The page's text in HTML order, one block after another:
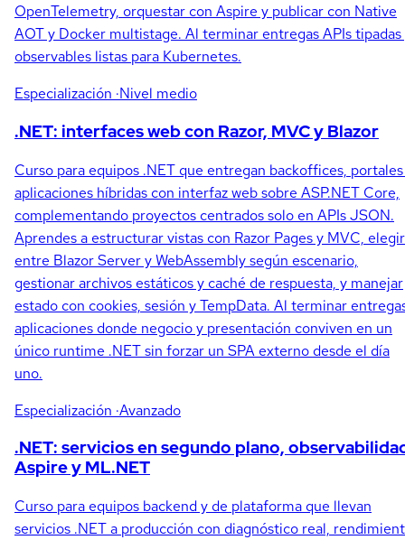
OpenTelemetry, orquestar con Aspire y publicar con Native
AOT y Docker multistage. Al terminar entregas APIs tipadas
observables listas para Kubernetes.
Especialización ·Nivel medio
.NET: interfaces web con Razor, MVC y Blazor
Curso para equipos .NET que entregan backoffices,
aplicaciones híbridas con interfaz web sobre ASP.NET Core,
complementando proyectos centrados solo en APIs JSON.
Aprendes a estructurar vistas con Razor Pages y MVC, elegir
entre Blazor Server y WebAssembly según escenario,
gestionar archivos estáticos y caché de respuesta, y manejar
estado con cookies, sesión y TempData. Al terminar
aplicaciones donde negocio y presentación conviven en un
único runtime .NET sin forzar un SPA externo desde el día
uno.
Especialización ·Avanzado
.NET: servicios en segundo plano,
Aspire y ML.NET
Curso para equipos backend y de plataforma que llevan
servicios .NET a producción con diagnóstico real,